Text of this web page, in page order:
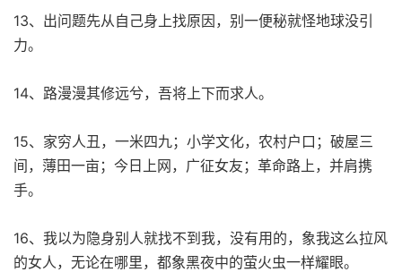
13、出问题先从自己身上找原因，别一便秘就怪地球没引
力。
14、路漫漫其修远兮，吾将上下而求人。
15、家穷人丑，一米四九；小学文化，农村户口；破屋三
间，薄田一亩；今日上网，广征女友；革命路上，并肩携
手。
16、我以为隐身别人就找不到我，没有用的，象我这么拉风
的女人，无论在哪里，都象黑夜中的萤火虫一样耀眼。